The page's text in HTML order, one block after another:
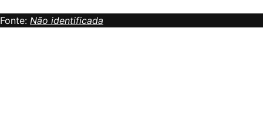
Fonte: Não identificada